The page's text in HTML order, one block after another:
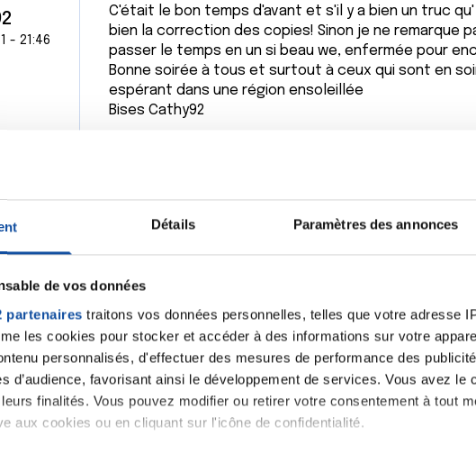
Détails Paramètres des annonces
de vos données
partenaires traitons vos données personnelles, telles que votre adresse
les cookies pour stocker et accéder à des informations sur votre
personnalisés, d'effectuer des mesures de performance des
d’audience, favorisant ainsi le développement de services. Vous avez le
finalités. Vous pouvez modifier ou retirer votre consentement à tout
aux cookies ou en cliquant sur l'icône de confidentialité.
- 21:46
C'était le bon temps d'avant et s'il y a bien un truc
bien la correction des copies! Sinon je ne remarque
passer le temps en un si beau we, enfermée pour
Bonne soirée à tous et surtout à ceux qui sont en
espérant dans une région ensoleillée
Bises Cathy92